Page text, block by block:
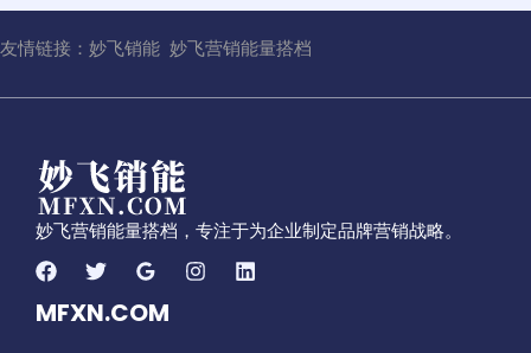
友情链接： 妙飞销能 妙飞营销能量搭档
妙飞营销能量搭档，专注于为企业制定品牌营销战略。
MFXN.COM